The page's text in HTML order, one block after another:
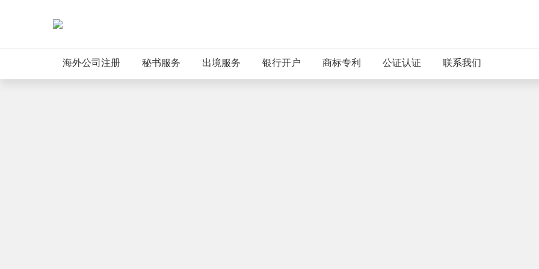
海外公司注册 秘书服务 出境服务 银行开户 商标专利 公证认证 联系我们